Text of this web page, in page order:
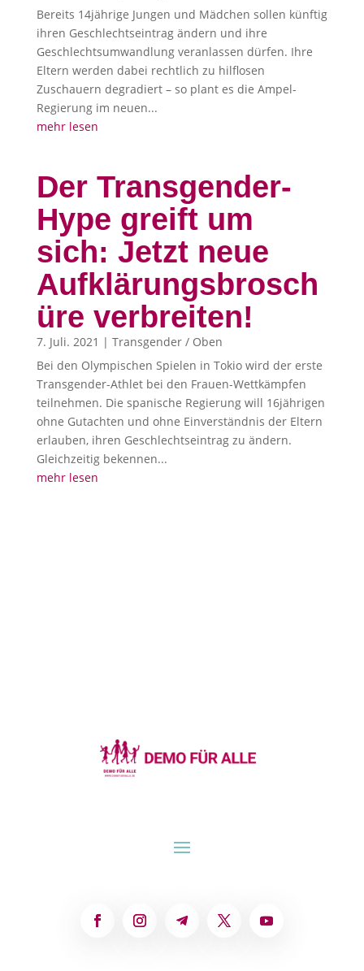
Bereits 14jährige Jungen und Mädchen sollen künftig
ihren Geschlechtseintrag ändern und ihre
Geschlechtsumwandlung veranlassen dürfen. Ihre
Eltern werden dabei rechtlich zu hilflosen
Zuschauern degradiert – so plant es die Ampel-
Regierung im neuen...
mehr lesen
Der Transgender-
Hype greift um
sich: Jetzt neue
Aufklärungsbrosch
üre verbreiten!
7. Juli. 2021 | Transgender / Oben
Bei den Olympischen Spielen in Tokio wird der erste
Transgender-Athlet bei den Frauen-Wettkämpfen
teilnehmen. Die spanische Regierung will 16jährigen
ohne Gutachten und ohne Einverständnis der Eltern
erlauben, ihren Geschlechtseintrag zu ändern.
Gleichzeitig bekennen...
mehr lesen